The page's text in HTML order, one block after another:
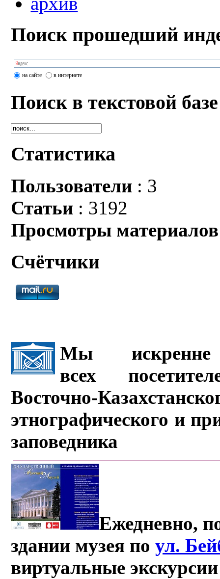
Поиск прошедший
на сайте в интернете
Поиск в текстовой базе
Статистика
Пользователи : 3
Статьи : 3192
Просмотры материалов
Счётчики
Мы искренне
всех
Восточно-
этнографического и
заповедника
Ежедневно,
здании музея поул.
виртуальные